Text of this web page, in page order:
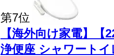
第7位
【海外向け家電】
浄便座 シャワートイ